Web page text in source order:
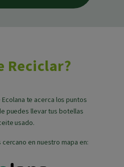
Reciclar?
te acerca los puntos
puedes llevar tus botellas
usado.
en nuestro mapa en: